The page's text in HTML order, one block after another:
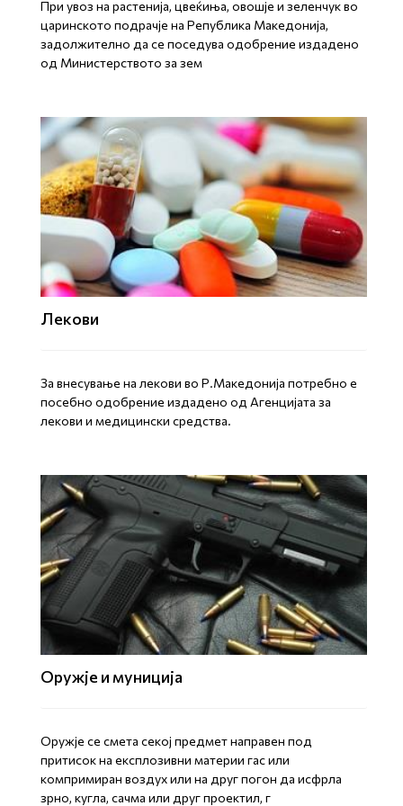
При увоз на растенија, цвеќиња, овошје и зеленчук во
царинското подрачје на Република Македонија,
задолжително да се поседува одобрение издадено
од Министерството за зем
Лекови
За внесување на лекови во Р.Македонија потребно е
посебно одобрение издадено од Агенцијата за
лекови и медицински средства.
Оружје и муниција
Оружје се смета секој предмет направен под
притисок на експлозивни материи гас или
компримиран воздух или на друг погон да исфрла
зрно, кугла, сачма или друг проектил, г